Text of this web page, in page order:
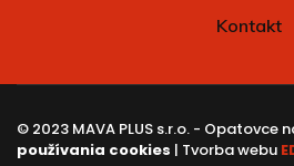
Kontakt
© 2023 MAVA PLUS s.r.o. - Opatovce
používania cookies | Tvorba webu